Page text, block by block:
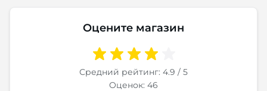
Оцените магазин
Средний рейтинг: 4.9 / 5
Оценок: 46